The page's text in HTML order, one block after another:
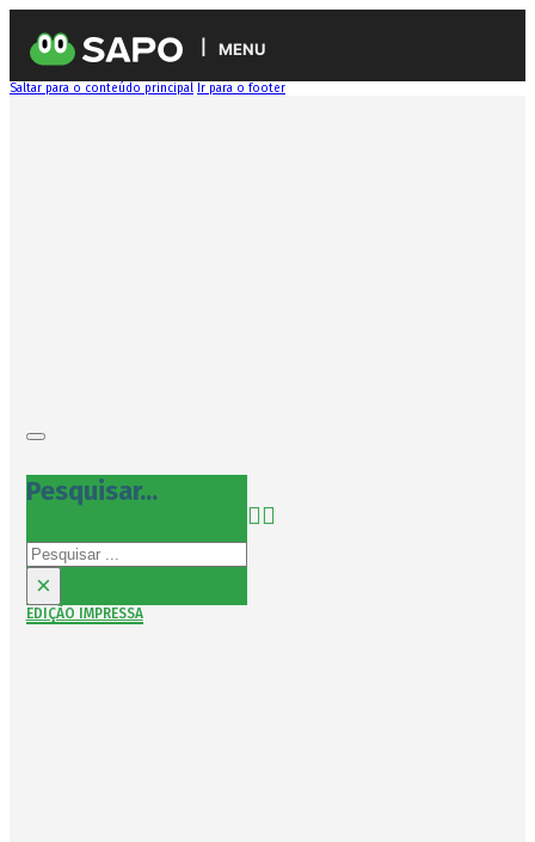
MENU
Saltar para o conteúdo principal Ir para o footer
Pesquisar...
Pesquisar
×
EDIÇÃO IMPRESSA